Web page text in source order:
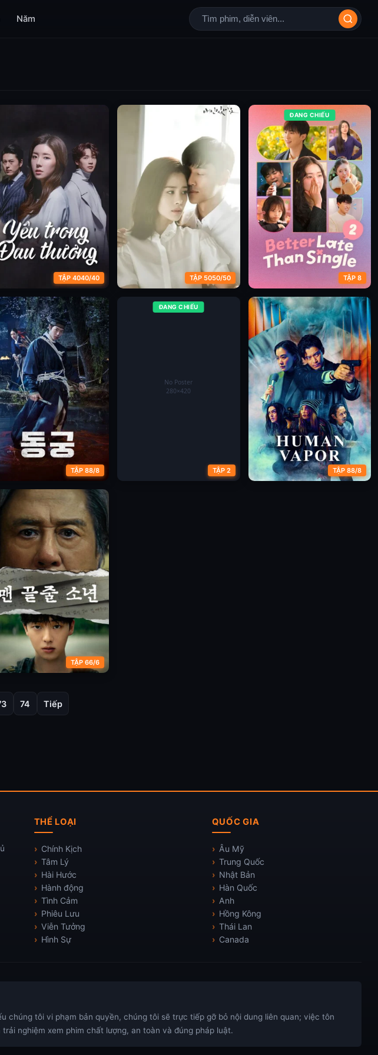
Năm
TẬP 4040/40
Trong Đau Thương
TẬP 5050/50
Người Tình Của Tôi
ĐANG CHIẾU
TẬP 8
Muộn Còn Hơn Ế (Phần 2)
TẬP 88/8
nguyền Đông Cung (Phần
ĐANG CHIẾU
TẬP 2 TẬP 88/8
TẬP 66/6
Ghi Chú Ở Hàng Cuối
74 Tiếp
THỂ LOẠI
Chính Kịch
Tâm Lý
Hài Hước
Hành động
Tình Cảm
Phiêu Lưu
Viễn Tưởng
Hình Sự
QUỐC GIA
Âu Mỹ
Trung Quốc
Nhật Bản
Hàn Quốc
Anh
Hồng Kông
Thái Lan
Canada
chúng tôi vi phạm bản quyền, chúng tôi sẽ trực tiếp gỡ bỏ nội dung liên quan; việc tôn
nghiệm xem phim chất lượng, an toàn và đúng pháp luật.